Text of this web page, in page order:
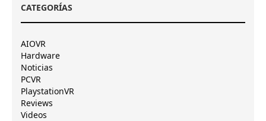
CATEGORÍAS
AIOVR
Hardware
Noticias
PCVR
PlaystationVR
Reviews
Videos